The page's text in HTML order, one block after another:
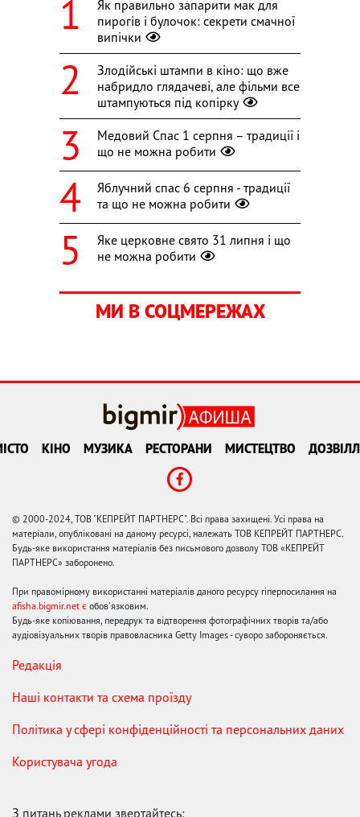
Як правильно запарити мак для
пирогів і булочок: секрети смачної
випічки
Злодійські штампи в кіно: що вже
набридло глядачеві, але фільми все
штампуються під копірку
Медовий Спас 1 серпня – традиції і
що не можна робити
Яблучний спас 6 серпня - традиції
та що не можна робити
Яке церковне свято 31 липня і що
не можна робити
МИ В СОЦМЕРЕЖАХ
КІНО МУЗИКА РЕСТОРАНИ МИСТЕЦТВО
© 2000-2024, ТОВ "КЕПРЕЙТ ПАРТНЕРС". Всі права захищені. Усі права на
матеріали, опубліковані на даному ресурсі, належать ТОВ КЕПРЕЙТ ПАРТНЕРС.
Будь-яке використання матеріалів без письмового дозволу ТОВ «КЕПРЕЙТ
ПАРТНЕРС» заборонено.
При правомірному використанні матеріалів даного ресурсу гіперпосилання на
afisha.bigmir.net є обов'язковим.
Будь-яке копіювання, передрук та відтворення фотографічних творів та/або
аудіовізуальних творів правовласника Getty Images - суворо забороняється.
Редакція
Наші контакти та схема проїзду
Політика у сфері конфіденційності та персональних даних
Користувача угода
З питань реклами звертайтесь: